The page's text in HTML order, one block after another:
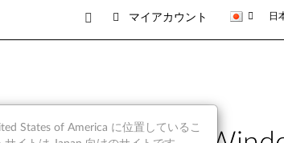
マイアカウント 日
States of America に位置しているこ